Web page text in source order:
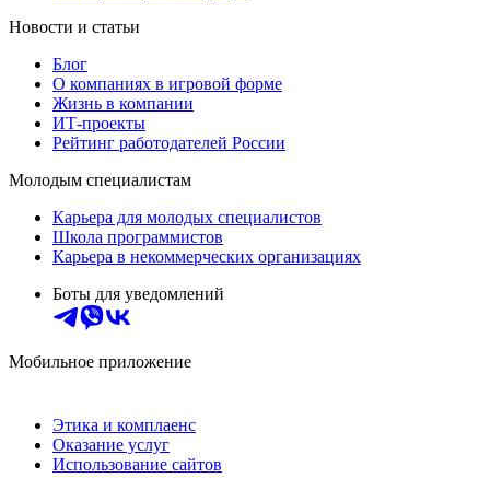
Новости и статьи
Блог
О компаниях в игровой форме
Жизнь в компании
ИТ-проекты
Рейтинг работодателей России
Молодым специалистам
Карьера для молодых специалистов
Школа программистов
Карьера в некоммерческих организациях
Боты для уведомлений
Мобильное приложение
Этика и комплаенс
Оказание услуг
Использование сайтов